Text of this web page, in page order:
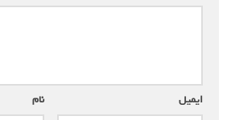
نام ایمیل